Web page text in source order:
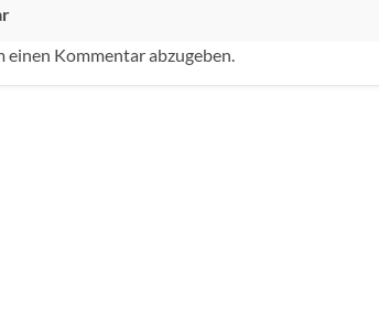
einen Kommentar abzugeben.